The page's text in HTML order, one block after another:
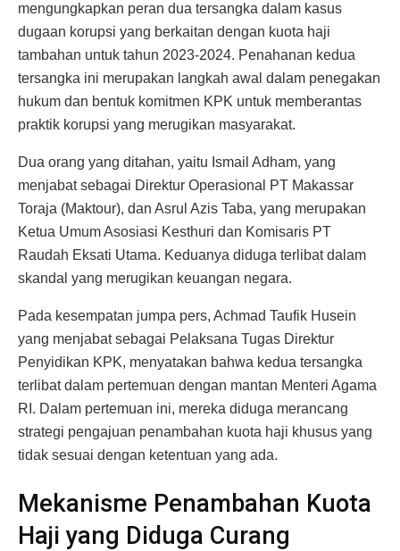
mengungkapkan peran dua tersangka dalam kasus
dugaan korupsi yang berkaitan dengan kuota haji
tambahan untuk tahun 2023-2024. Penahanan kedua
tersangka ini merupakan langkah awal dalam penegakan
hukum dan bentuk komitmen KPK untuk memberantas
praktik korupsi yang merugikan masyarakat.
Dua orang yang ditahan, yaitu Ismail Adham, yang
menjabat sebagai Direktur Operasional PT Makassar
Toraja (Maktour), dan Asrul Azis Taba, yang merupakan
Ketua Umum Asosiasi Kesthuri dan Komisaris PT
Raudah Eksati Utama. Keduanya diduga terlibat dalam
skandal yang merugikan keuangan negara.
Pada kesempatan jumpa pers, Achmad Taufik Husein
yang menjabat sebagai Pelaksana Tugas Direktur
Penyidikan KPK, menyatakan bahwa kedua tersangka
terlibat dalam pertemuan dengan mantan Menteri Agama
RI. Dalam pertemuan ini, mereka diduga merancang
strategi pengajuan penambahan kuota haji khusus yang
tidak sesuai dengan ketentuan yang ada.
Mekanisme Penambahan Kuota
Haji yang Diduga Curang